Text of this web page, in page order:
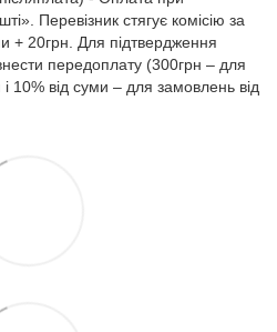
Перевізник стягує комісію за
+ 20грн. Для підтвердження
передоплату (300грн – для
10% від суми – для замовлень від